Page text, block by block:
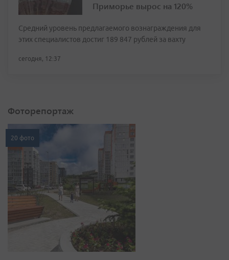
Приморье вырос на 120%
Средний уровень предлагаемого вознаграждения для
этих специалистов достиг 189 847 рублей за вахту
сегодня, 12:37
Фоторепортаж
20 фото